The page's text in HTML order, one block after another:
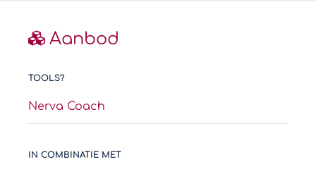
Aanbod
TOOLS?
Nerva Coach
IN COMBINATIE MET